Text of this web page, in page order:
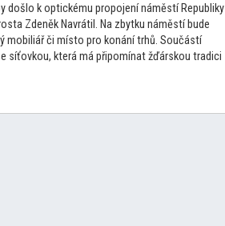
došlo k optickému propojení náměstí Republiky
Zdeněk Navrátil. Na zbytku náměstí bude
mobiliář či místo pro konání trhů. Součástí
síťovkou, která má připomínat žďárskou tradici